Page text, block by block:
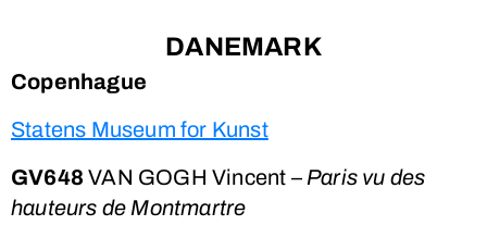
DANEMARK
Copenhague
Statens Museum for Kunst
GV648VAN GOGH Vincent –Paris vu des
hauteurs de Montmartre